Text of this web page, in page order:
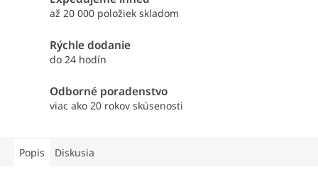
až 20 000 položiek skladom
Rýchle dodanie
do 24 hodín
Odborné poradenstvo
viac ako 20 rokov skúsenosti
Popis Diskusia